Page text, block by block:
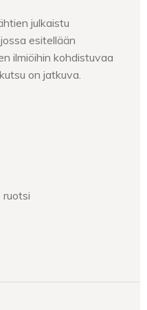
julkaistu
esitellään
ilmiöihin kohdistuvaa
on jatkuva.
ruotsi